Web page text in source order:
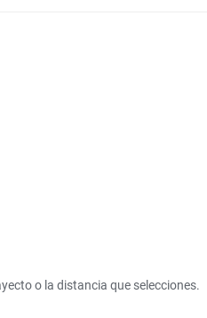
o la distancia que selecciones.